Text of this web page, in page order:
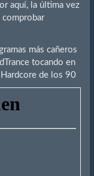
aquí, la última vez
comprobar
más cañeros
tocando en
de los 90